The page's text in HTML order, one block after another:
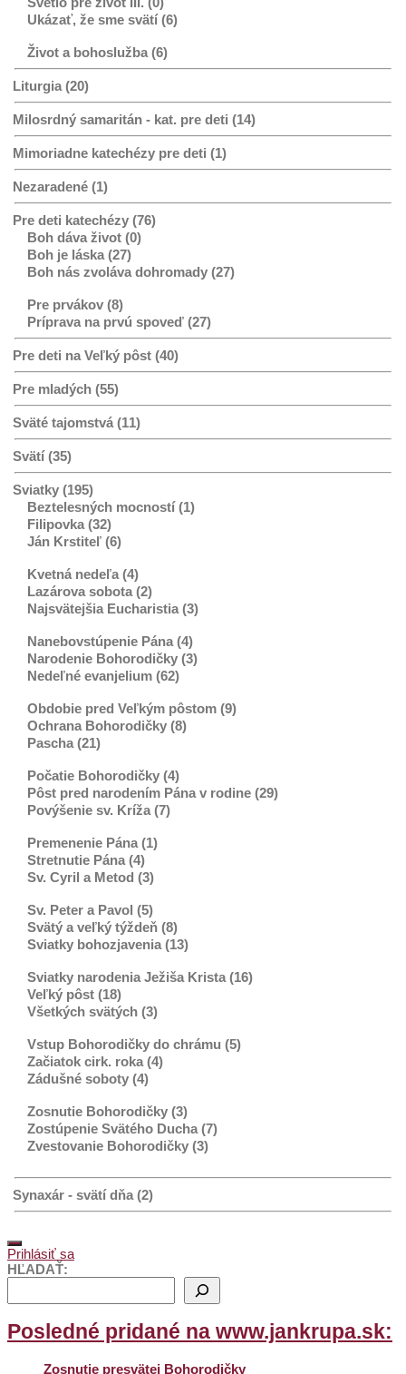
Ukázať, že sme svätí (6)
Život a bohoslužba (6)
Liturgia (20)
Milosrdný samaritán - kat. pre deti (14)
Mimoriadne katechézy pre deti (1)
Nezaradené (1)
Pre deti katechézy (76)
Boh dáva život (0)
Boh je láska (27)
Boh nás zvoláva dohromady (27)
Pre prvákov (8)
Príprava na prvú spoveď (27)
Pre deti na Veľký pôst (40)
Pre mladých (55)
Sväté tajomstvá (11)
Svätí (35)
Sviatky (195)
Beztelesných mocností (1)
Filipovka (32)
Ján Krstiteľ (6)
Kvetná nedeľa (4)
Lazárova sobota (2)
Najsvätejšia Eucharistia (3)
Nanebovstúpenie Pána (4)
Narodenie Bohorodičky (3)
Nedeľné evanjelium (62)
Obdobie pred Veľkým pôstom (9)
Ochrana Bohorodičky (8)
Pascha (21)
Počatie Bohorodičky (4)
Pôst pred narodením Pána v rodine (29)
Povýšenie sv. Kríža (7)
Premenenie Pána (1)
Stretnutie Pána (4)
Sv. Cyril a Metod (3)
Sv. Peter a Pavol (5)
Svätý a veľký týždeň (8)
Sviatky bohozjavenia (13)
Sviatky narodenia Ježiša Krista (16)
Veľký pôst (18)
Všetkých svätých (3)
Vstup Bohorodičky do chrámu (5)
Začiatok cirk. roka (4)
Zádušné soboty (4)
Zosnutie Bohorodičky (3)
Zostúpenie Svätého Ducha (7)
Zvestovanie Bohorodičky (3)
Synaxár - svätí dňa (2)
Prihlásiť sa
HĽADAŤ:
Posledné pridané na www.jankrupa.sk:
Zosnutie presvätej Bohorodičky